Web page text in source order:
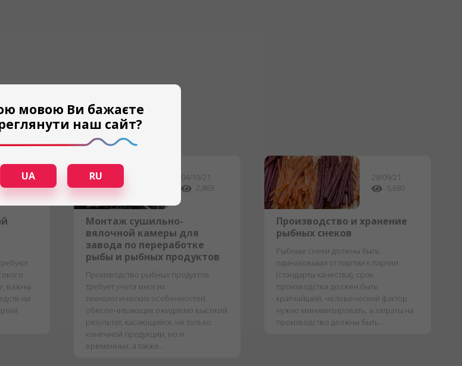
12,540
важны
на
04/10/21
2,863
Монтаж сушильно-
вялочной камеры для
завода по переработке
рыбы и рыбных продуктов
Производство рыбных продуктов
требует учета многих
технологических особенностей,
обеспечивающих ожидаемо высокий
результат, касающийся, не только
конечной продукции, но и
временных, а также...
28/09/21
5,680
Производство и хранение
рыбных снеков
Рыбные снеки должны быть
одинаковыми от партии к партии
(стандарты качества), срок
производства должен быть
кратчайший, человеческий фактор
нужно минимизировать, а затраты на
производство должны быть...
мовою Ви бажаєте
наш сайт?
UA RU